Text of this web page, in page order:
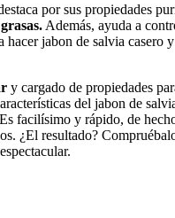
por sus propiedades
Además, ayuda a
hacer jabon de salvia casero
y cargado de propiedades
del jabon de
facilísimo y rápido, de
¿El resultado?